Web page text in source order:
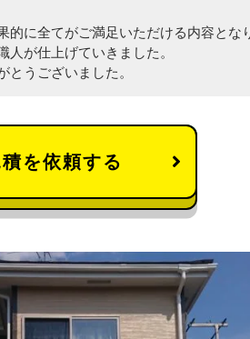
に全てがご満足いただける内容とな
が仕上げていきました。
うございました。
を依頼する